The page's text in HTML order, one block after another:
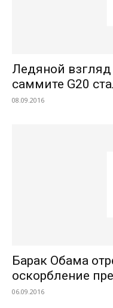
Ледяной
саммите G20
08.09.2016
Барак Обама
оскорбление
06.09.2016